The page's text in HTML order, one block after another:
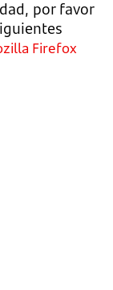
por favor
Firefox